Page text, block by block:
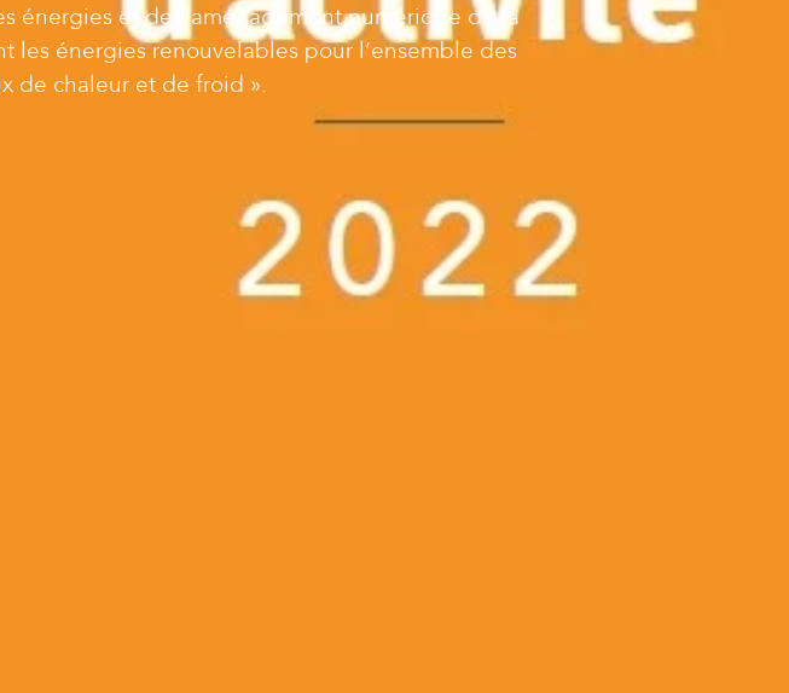
énergies et de l’aménagement numérique de la
les énergies renouvelables pour l’ensemble des
de chaleur et de froid ».